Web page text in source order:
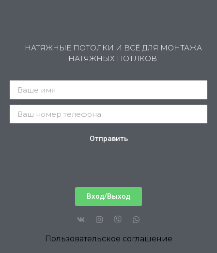
НАТЯЖНЫЕ ПОТОЛКИ И ВСЁ ДЛЯ МОНТАЖА
НАТЯЖНЫХ ПОТЛКОВ
Отправить
Вход/Выход
Пользовательское соглашение